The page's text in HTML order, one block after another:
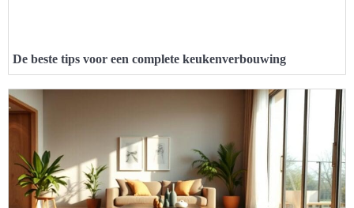
De beste tips voor een complete keukenverbouwing